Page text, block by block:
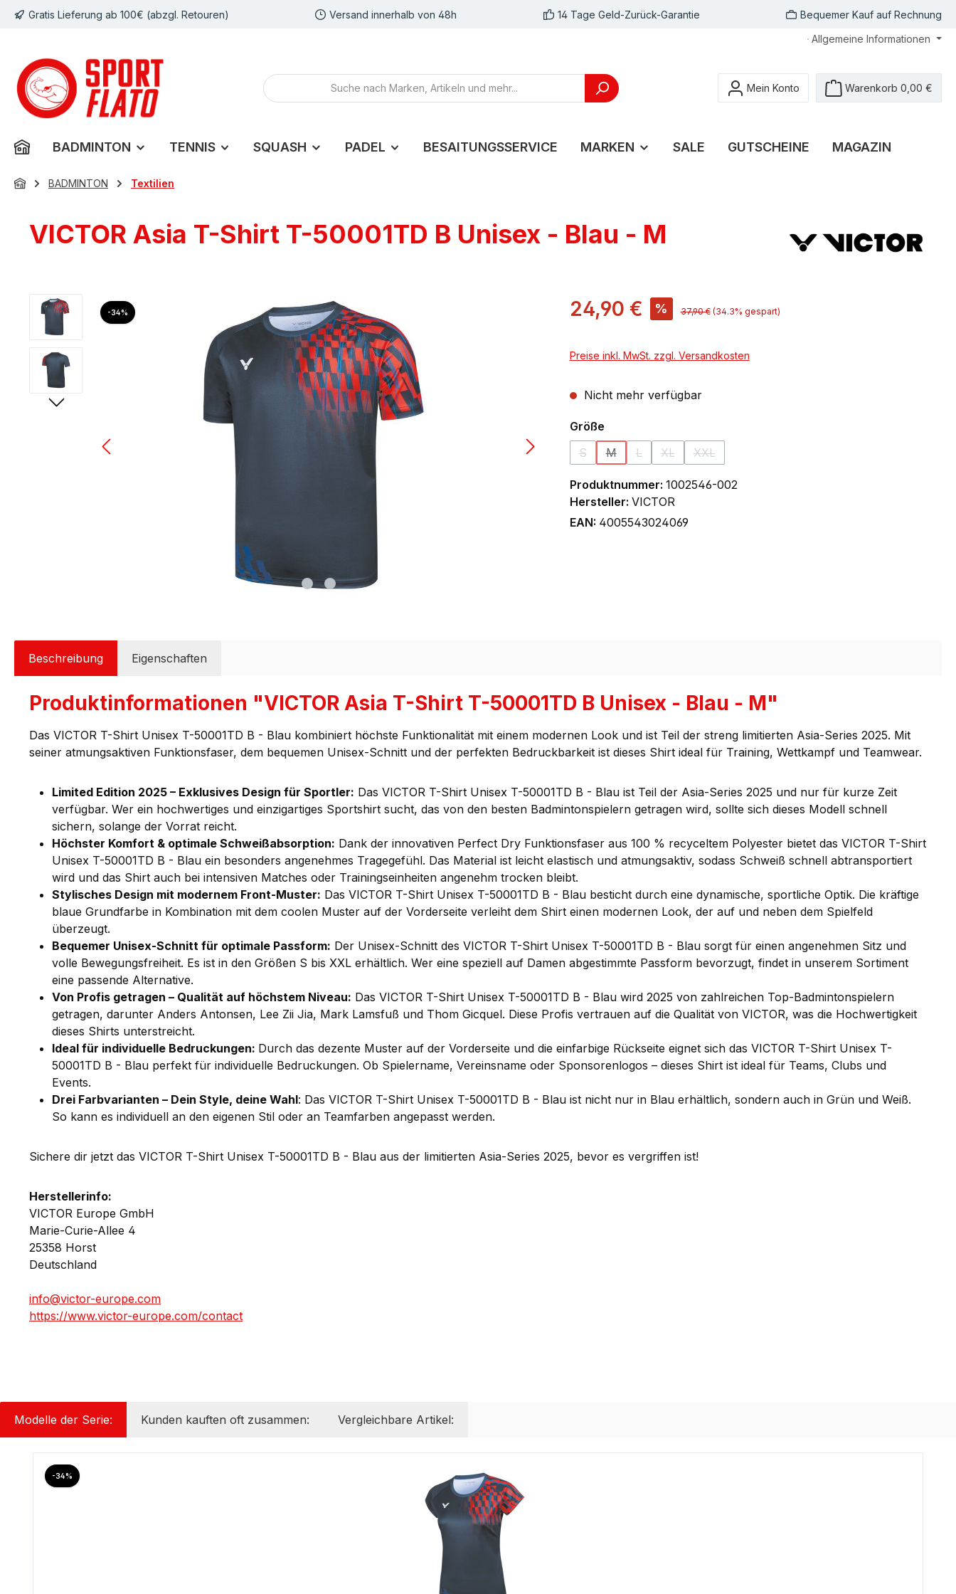
Hauptinhalt springen
Zur Suche springen
Zur Hauptnavigation springen
Gratis Lieferung ab 100€ (abzgl. Retouren) Versand innerhalb von 48h 14 Tage Geld-Zurück-Garantie Bequemer Kauf auf Rechnung
Allgemeine Informationen
Mein Konto Warenkorb 0,00 €
BADMINTON TENNIS SQUASH PADEL BESAITUNGSSERVICE MARKEN SALE GUTSCHEINE MAGAZIN
BADMINTON Textilien
VICTOR Asia T-Shirt T-50001TD B Unisex - Blau - M
Bildergalerie überspringen
-34% Rabatt 24,90 € % 37,90 € (34.3% gespart)
Preise inkl. MwSt. zzgl. Versandkosten
Nicht mehr verfügbar
Größeauswählen
S
(Diese Option ist zurzeit nicht verfügbar.)
M
(Diese Option ist zurzeit nicht verfügbar.)
L
(Diese Option ist zurzeit nicht verfügbar.)
XL
(Diese Option ist zurzeit nicht verfügbar.)
XXL
(Diese Option ist zurzeit nicht verfügbar.)
Produktnummer: 1002546-002
Hersteller: VICTOR
EAN: 4005543024069
Beschreibung Eigenschaften
Produktinformationen "VICTOR Asia T-Shirt T-50001TD B Unisex - Blau - M"
Das VICTOR T-Shirt Unisex T-50001TD B - Blau kombiniert höchste Funktionalität mit einem modernen Look und ist Teil der streng limitierten Asia-Series 2025. Mit
seiner atmungsaktiven Funktionsfaser, dem bequemen Unisex-Schnitt und der perfekten Bedruckbarkeit ist dieses Shirt ideal für Training, Wettkampf und Teamwear.
Limited Edition 2025 – Exklusives Design für Sportler: Das VICTOR T-Shirt Unisex T-50001TD B - Blau ist Teil der Asia-Series 2025 und nur für kurze Zeit
verfügbar. Wer ein hochwertiges und einzigartiges Sportshirt sucht, das von den besten Badmintonspielern getragen wird, sollte sich dieses Modell schnell
sichern, solange der Vorrat reicht.
Höchster Komfort & optimale Schweißabsorption: Dank der innovativen Perfect Dry Funktionsfaser aus 100 % recyceltem Polyester bietet das VICTOR T-Shirt
Unisex T-50001TD B - Blau ein besonders angenehmes Tragegefühl. Das Material ist leicht elastisch und atmungsaktiv, sodass Schweiß schnell abtransportiert
wird und das Shirt auch bei intensiven Matches oder Trainingseinheiten angenehm trocken bleibt.
Stylisches Design mit modernem Front-Muster: Das VICTOR T-Shirt Unisex T-50001TD B - Blau besticht durch eine dynamische, sportliche Optik. Die kräftige
blaue Grundfarbe in Kombination mit dem coolen Muster auf der Vorderseite verleiht dem Shirt einen modernen Look, der auf und neben dem Spielfeld
überzeugt.
Bequemer Unisex-Schnitt für optimale Passform: Der Unisex-Schnitt des VICTOR T-Shirt Unisex T-50001TD B - Blau sorgt für einen angenehmen Sitz und
volle Bewegungsfreiheit. Es ist in den Größen S bis XXL erhältlich. Wer eine speziell auf Damen abgestimmte Passform bevorzugt, findet in unserem Sortiment
eine passende Alternative.
Von Profis getragen – Qualität auf höchstem Niveau: Das VICTOR T-Shirt Unisex T-50001TD B - Blau wird 2025 von zahlreichen Top-Badmintonspielern
getragen, darunter Anders Antonsen, Lee Zii Jia, Mark Lamsfuß und Thom Gicquel. Diese Profis vertrauen auf die Qualität von VICTOR, was die Hochwertigkeit
dieses Shirts unterstreicht.
Ideal für individuelle Bedruckungen: Durch das dezente Muster auf der Vorderseite und die einfarbige Rückseite eignet sich das VICTOR T-Shirt Unisex T-
50001TD B - Blau perfekt für individuelle Bedruckungen. Ob Spielername, Vereinsname oder Sponsorenlogos – dieses Shirt ist ideal für Teams, Clubs und
Events.
Drei Farbvarianten – Dein Style, deine Wahl: Das VICTOR T-Shirt Unisex T-50001TD B - Blau ist nicht nur in Blau erhältlich, sondern auch in Grün und Weiß.
So kann es individuell an den eigenen Stil oder an Teamfarben angepasst werden.
Sichere dir jetzt das VICTOR T-Shirt Unisex T-50001TD B - Blau aus der limitierten Asia-Series 2025, bevor es vergriffen ist!
Herstellerinfo:
VICTOR Europe GmbH
Marie-Curie-Allee 4
25358 Horst
Deutschland
info@victor-europe.com
https://www.victor-europe.com/contact
Modelle der Serie: Kunden kauften oft zusammen: Vergleichbare Artikel:
-34% Rabatt